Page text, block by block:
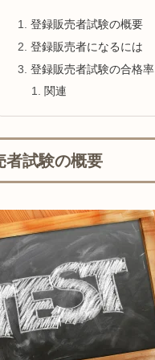
登録販売者試験の概要
登録販売者になるには
登録販売者試験の合格率
関連
者試験の概要